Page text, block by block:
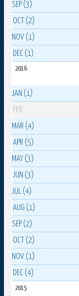
SEP (3)
OCT (2)
NOV (1)
DEC (1)
2016
JAN (1)
FEB
MAR (4)
APR (5)
MAY (3)
JUN (3)
JUL (4)
AUG (1)
SEP (2)
OCT (2)
NOV (1)
DEC (4)
2015